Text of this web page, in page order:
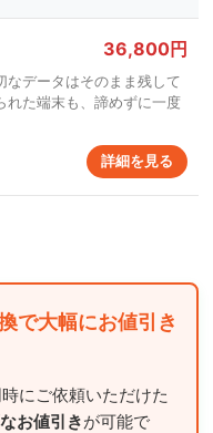
36,800円
なデータはそのまま残して
れた端末も、諦めずに一度
詳細を見る
で大幅にお値引き
にご依頼いただけた
お値引きが可能で